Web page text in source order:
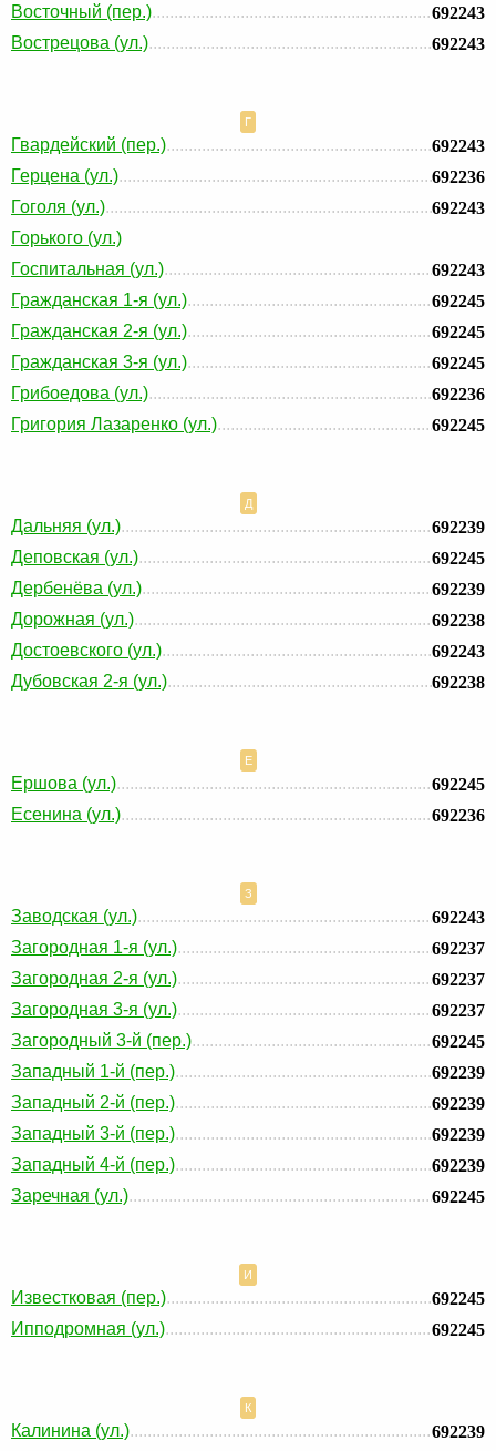
Восточный (пер.)
692243
Вострецова (ул.)
692243
Г
Гвардейский (пер.)
692243
Герцена (ул.)
692236
Гоголя (ул.)
692243
Горького (ул.)
Госпитальная (ул.)
692243
Гражданская 1-я (ул.)
692245
Гражданская 2-я (ул.)
692245
Гражданская 3-я (ул.)
692245
Грибоедова (ул.)
692236
Григория Лазаренко (ул.)
692245
Д
Дальняя (ул.)
692239
Деповская (ул.)
692245
Дербенёва (ул.)
692239
Дорожная (ул.)
692238
Достоевского (ул.)
692243
Дубовская 2-я (ул.)
692238
Е
Ершова (ул.)
692245
Есенина (ул.)
692236
З
Заводская (ул.)
692243
Загородная 1-я (ул.)
692237
Загородная 2-я (ул.)
692237
Загородная 3-я (ул.)
692237
Загородный 3-й (пер.)
692245
Западный 1-й (пер.)
692239
Западный 2-й (пер.)
692239
Западный 3-й (пер.)
692239
Западный 4-й (пер.)
692239
Заречная (ул.)
692245
И
Известковая (пер.)
692245
Ипподромная (ул.)
692245
К
Калинина (ул.)
692239